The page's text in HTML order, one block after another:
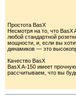
Простота BasX
Несмотря на то, что BasX
любой стандартной
мощности, и, если вы
динамиков — это
Качество BasX
BasX A-150 имеет
рассчитываем, что вы